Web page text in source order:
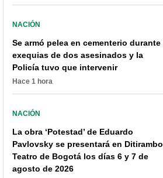
NACIÓN
Se armó pelea en cementerio durante
exequias de dos asesinados y la
Policía tuvo que intervenir
Hace 1 hora
NACIÓN
La obra ‘Potestad’ de Eduardo
Pavlovsky se presentará en Ditirambo
Teatro de Bogotá los días 6 y 7 de
agosto de 2026